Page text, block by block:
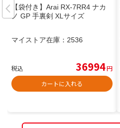
【袋付き】Arai RX-7RR4 ナカ
ノ GP 手裏剣 XLサイズ
マイストア在庫： 2536
税込 36994円
カートに入れる